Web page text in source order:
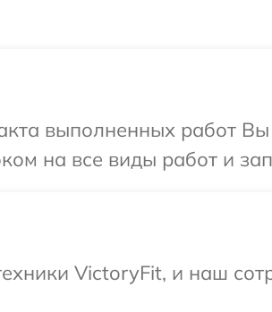
выполненных работ
на все виды работ и
VictoryFit, и наш